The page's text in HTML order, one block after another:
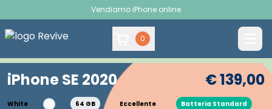
Vendiamo iPhone online
0
iPhone SE 2020 € 139,00
White 64 GB Eccellente Batteria Standard